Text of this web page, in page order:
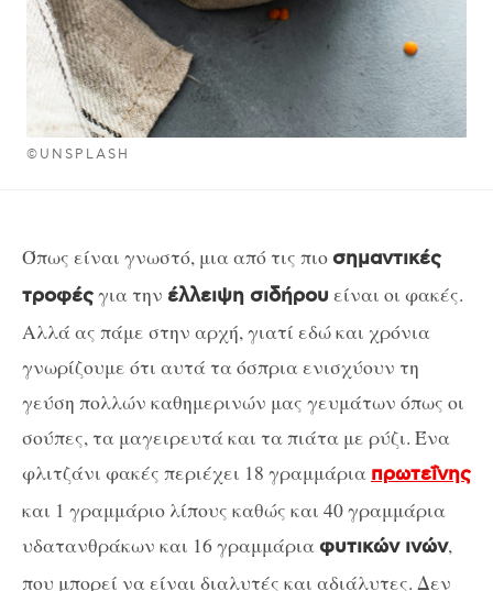
©UNSPLASH
Όπως είναι γνωστό, μια από τις πιο σημαντικές
τροφέςγια την έλλειψη σιδήρου είναι οι φακές.
Αλλά ας πάμε στην αρχή, γιατί εδώ και χρόνια
γνωρίζουμε ότι αυτά τα όσπρια ενισχύουν τη
γεύση πολλών καθημερινών μας γευμάτων όπως οι
σούπες, τα μαγειρευτά και τα πιάτα με ρύζι. Ένα
φλιτζάνι φακές περιέχει 18 γραμμάρια πρωτεΐνης
και 1 γραμμάριο λίπους καθώς και 40 γραμμάρια
υδατανθράκων και 16 γραμμάριαφυτικών ινών,
που μπορεί να είναι διαλυτές και αδιάλυτες. Δεν